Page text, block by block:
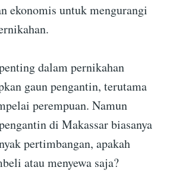
ekonomis untuk mengurangi
dalam pernikahan
gaun pengantin, terutama
perempuan. Namun
di Makassar biasanya
pertimbangan, apakah
atau menyewa saja?